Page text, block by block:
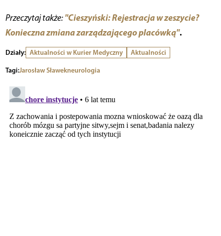
Przeczytaj także:"Cieszyński: Rejestracja w zeszycie?
Konieczna zmiana zarządzającego placówką".
Działy: Aktualności w Kurier Medyczny
Aktualności
Tagi:Jarosław Sławekneurologia